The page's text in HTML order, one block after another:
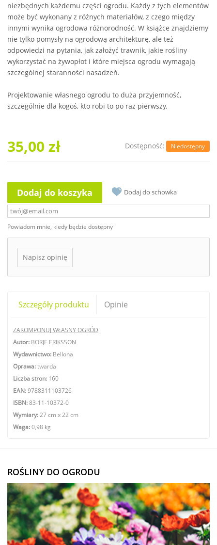
niezbędnych każdemu części ogrodu. Każdy z tych elementów
może być wykonany z różnych materiałów, z czego między
innymi wynika ogrodowa różnorodność. W książce znajdziemy
nie tylko pomysły na ogrodową architekturę, ale też
odpowiedzi na pytania, jak założyć trawnik, jakie rośliny
wykorzystać na żywopłot i które miejsca ogrodu wymagają
szczególnej staranności nasadzeń.
Projektowanie własnego ogrodu to duża przyjemność,
szczególnie dla kogoś, kto robi to po raz pierwszy.
35,00 zł Dostępność: Niedostępny
Dodaj do koszyka Dodaj do schowka
Powiadom mnie, kiedy będzie dostępny
Napisz opinię
Szczegóły produktu Opinie
ZAKOMPONUJ WŁASNY OGRÓD
Autor: BORJE ERIKSSON
Wydawnictwo: Bellona
Oprawa:twarda
Liczba stron: 160
EAN:9788311103726
ISBN:83-11-10372-0
Wymiary:27 cm x 22 cm
Waga:0,98 kg
ROŚLINY DO OGRODU